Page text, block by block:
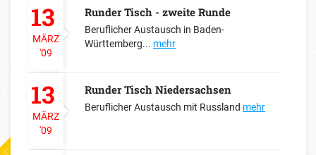
13
MÄRZ
'09
Runder Tisch - zweite Runde
Beruflicher Austausch in Baden-
Württemberg... mehr
13
MÄRZ
'09
Runder Tisch Niedersachsen
Beruflicher Austausch mit Russland mehr